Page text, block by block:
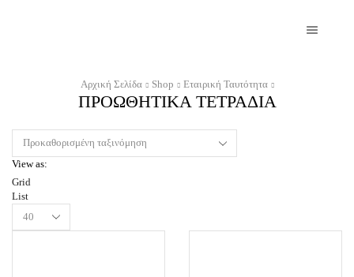
Αρχική Σελίδα Shop Εταιρική Ταυτότητα
ΠΡΟΩΘΗΤΙΚΆ ΤΕΤΡΆΔΙΑ
View as:
Grid
List